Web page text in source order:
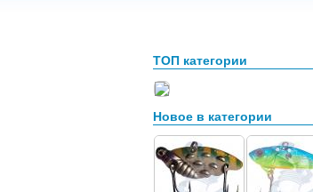
ТОП категории
Новое в категории